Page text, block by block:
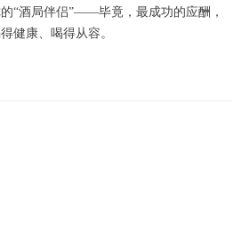
“酒局伴侣”——毕竟，最成功的应酬，
健康、喝得从容。